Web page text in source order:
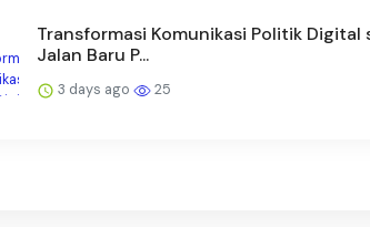
Transformasi Komunikasi Politik Digital
Jalan Baru P...
3 days ago 25